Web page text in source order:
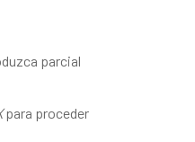
parcial
para proceder